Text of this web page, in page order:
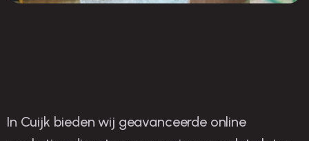
In Cuijk bieden wij geavanceerde online